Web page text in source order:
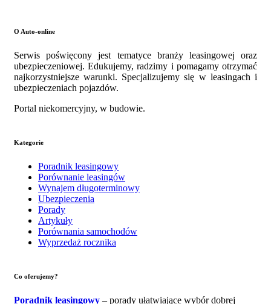
O Auto-online
Serwis poświęcony jest tematyce branży leasingowej oraz
ubezpieczeniowej. Edukujemy, radzimy i pomagamy otrzymać
najkorzystniejsze warunki. Specjalizujemy się w leasingach i
ubezpieczeniach pojazdów.
Portal niekomercyjny, w budowie.
Kategorie
Poradnik leasingowy
Porównanie leasingów
Wynajem długoterminowy
Ubezpieczenia
Porady
Artykuły
Porównania samochodów
Wyprzedaż rocznika
Co oferujemy?
Poradnik leasingowy – porady ułatwiające wybór dobrej